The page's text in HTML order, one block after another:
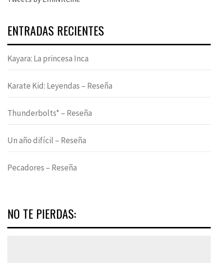
ENTRADAS RECIENTES
Kayara: La princesa Inca
Karate Kid: Leyendas – Reseña
Thunderbolts* – Reseña
Un año difícil – Reseña
Pecadores – Reseña
NO TE PIERDAS: